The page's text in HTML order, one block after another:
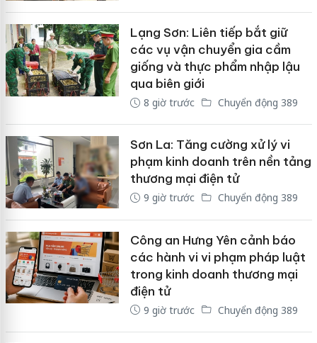
Lạng Sơn: Liên tiếp bắt giữ
các vụ vận chuyển gia cầm
giống và thực phẩm nhập lậu
qua biên giới
8 giờ trước Chuyển động 389
Sơn La: Tăng cường xử lý vi
phạm kinh doanh trên nền tảng
thương mại điện tử
9 giờ trước Chuyển động 389
Công an Hưng Yên cảnh báo
các hành vi vi phạm pháp luật
trong kinh doanh thương mại
điện tử
9 giờ trước Chuyển động 389